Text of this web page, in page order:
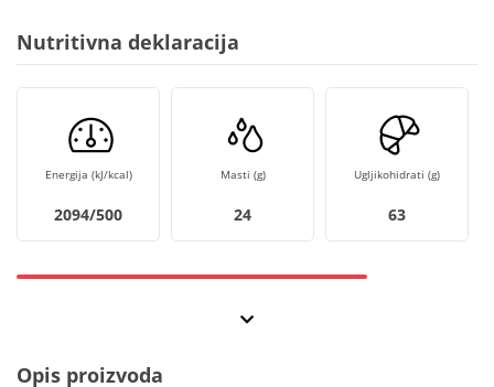
Nutritivna deklaracija
Energija (kJ/kcal)
2094/500
Masti (g)
24
Ugljikohidrati (g)
63
Opis proizvoda